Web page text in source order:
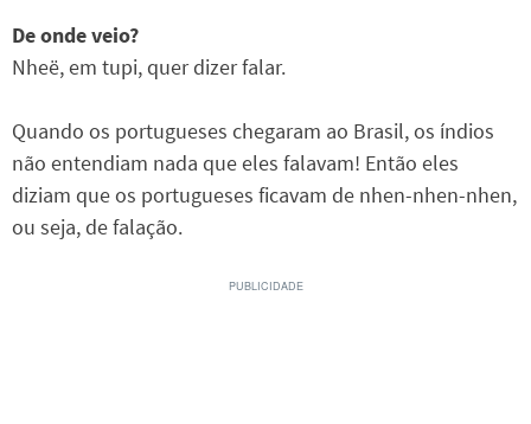
De onde veio?
Nheë, em tupi, quer dizer falar.
Quando os portugueses chegaram ao Brasil, os índios
não entendiam nada que eles falavam! Então eles
diziam que os portugueses ficavam de nhen-nhen-nhen,
ou seja, de falação.